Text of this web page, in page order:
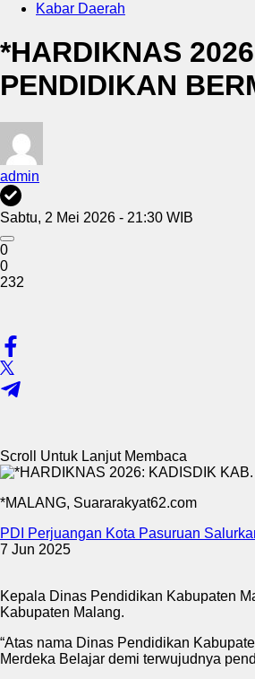
Kabar Daerah
*HARDIKNAS
PENDIDIKAN
admin
Sabtu, 2 Mei 2026 - 21:30 WIB
0
0
232
Scroll Untuk Lanjut Membaca
*MALANG, Suararakyat62.com
PDI Perjuangan Kota Pasuruan
7 Jun 2025
Kepala Dinas Pendidikan Kabupaten
Kabupaten Malang.
“Atas nama Dinas Pendidikan
Merdeka Belajar demi terwujudnya